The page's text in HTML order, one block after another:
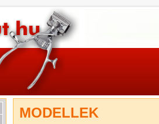
MODELLEK